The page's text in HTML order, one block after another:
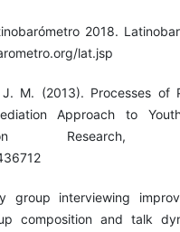
2018.
lat.jsp
M. (2013). Processes of
Approach to
Research,
group interviewing
composition and talk